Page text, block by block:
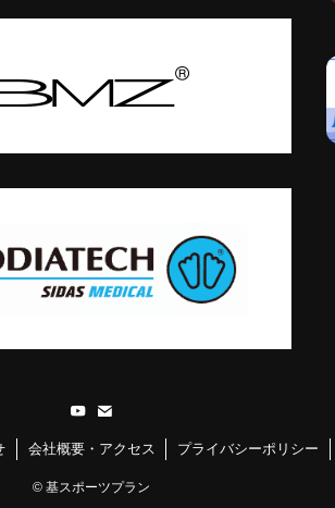
会社概要・アクセス プライバシーポリシー
© 基スポーツプラン